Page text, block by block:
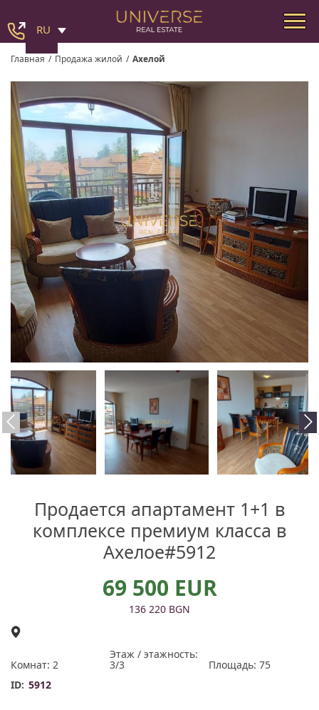
RU
Главная / Продажа жилой / Ахелой
Продается апартамент 1+1 в
комплексе премиум класса в
Ахелое#5912
69 500 EUR
136 220 BGN
Комнат: 2
Этаж / этажность:
3/3
Площадь: 75
ID: 5912